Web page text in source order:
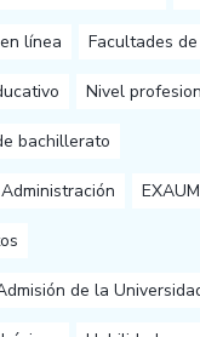
línea Facultades
Nivel
bachillerato
de la